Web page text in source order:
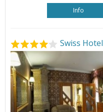
Info
Swiss Hotel